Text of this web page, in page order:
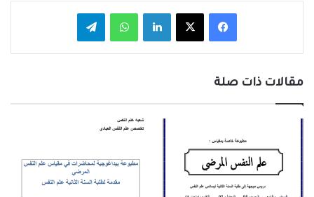
فيسبوك لينكدإن واتساب
مقالات ذات صلة